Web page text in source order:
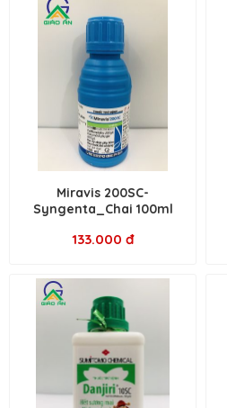
Miravis 200SC-
Syngenta_Chai 100ml
133.000 đ